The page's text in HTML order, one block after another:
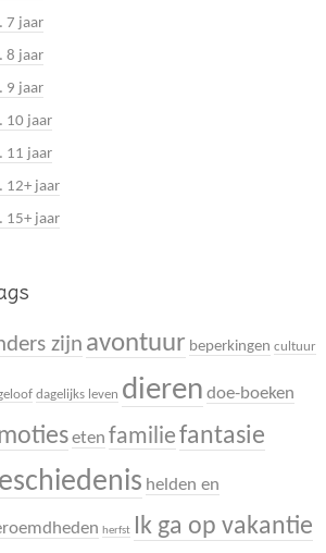
7 jaar
8 jaar
9 jaar
10 jaar
11 jaar
12+ jaar
15+ jaar
zijn avontuur beperkingen cultuur
dagelijks leven dieren doe-boeken
eten familie fantasie
helden en
herfst
Ik ga op vakantie